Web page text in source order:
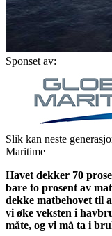
Sponset av:
Slik kan neste
Maritime
Havet dekker 70
bare to prosent av
dekke matbehovet til
vi øke veksten i
måte, og vi må ta i